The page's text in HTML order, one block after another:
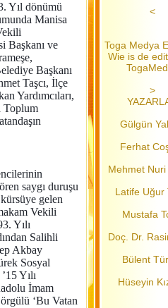
Yıl dönümü
Manisa
Başkanı ve
Başkanı
Taşcı, İlçe
Yardımcıları,
Toplum
saygı duruşu
gelen
Vekili
Yılı
Salihli
Akbay
Sosyal
Yılı
İmam
‘Bu Vatan
<
Toga Medya
Wie is de
>
Gülgün
Ferhat
Mehmet
Latife Uğur
Mustafa
Doç. Dr.
Bülent
Hüseyin